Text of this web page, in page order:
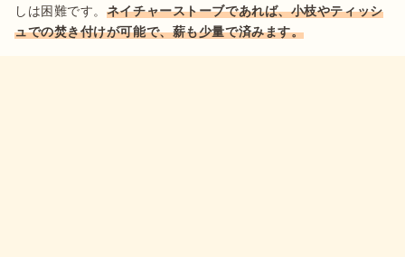
しは困難です。 ネイチャーストーブであれば、小枝やティッシ
ュでの焚き付けが可能で、薪も少量で済みます。